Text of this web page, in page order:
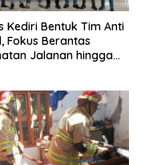
Kediri Bentuk Tim Anti
Fokus Berantas
Jalanan hingga